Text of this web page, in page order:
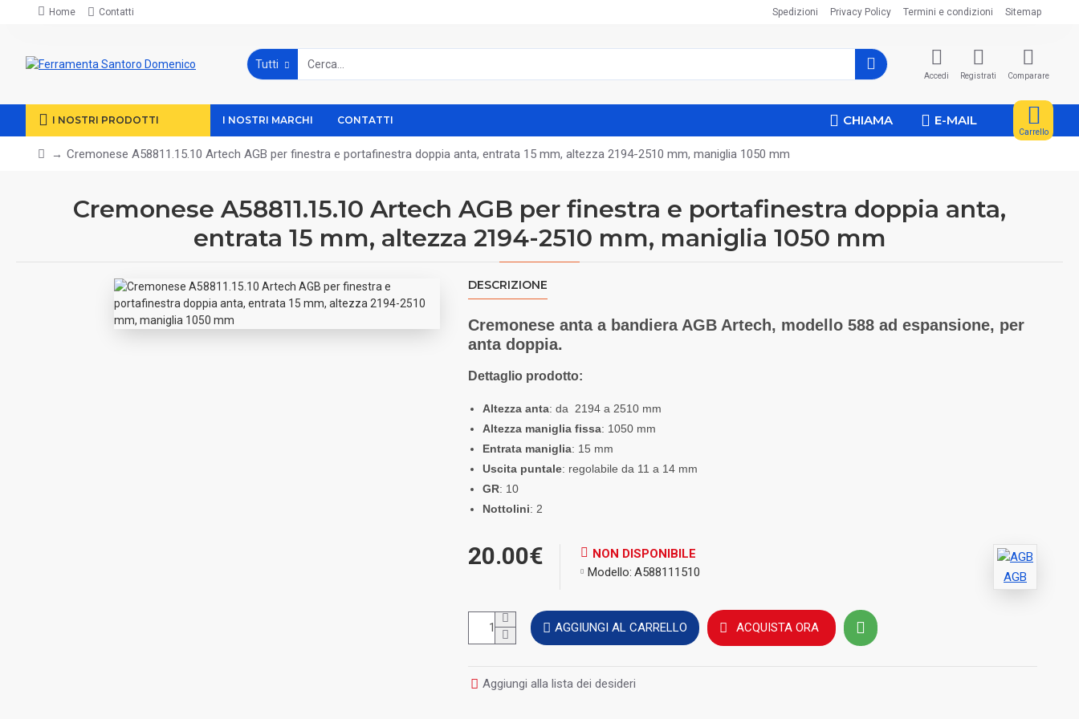
Home Contatti Spedizioni Privacy Policy Termini e condizioni Sitemap
Tutti
Accedi Registrati Comparare
I NOSTRI PRODOTTI I NOSTRI MARCHI CONTATTI CHIAMA E-MAIL
Carrello
Cremonese A58811.15.10 Artech AGB per finestra e portafinestra doppia anta, entrata 15 mm, altezza 2194-2510 mm, maniglia 1050 mm
Cremonese A58811.15.10 Artech AGB per finestra e portafinestra doppia anta,
entrata 15 mm, altezza 2194-2510 mm, maniglia 1050 mm
DESCRIZIONE
Cremonese anta a bandiera AGB Artech, modello 588 ad espansione, per
anta doppia.
Dettaglio prodotto:
Altezza anta: da 2194 a 2510 mm
Altezza maniglia fissa: 1050 mm
Entrata maniglia: 15 mm
Uscita puntale: regolabile da 11 a 14 mm
GR: 10
Nottolini: 2
20.00€
NON DISPONIBILE
Modello: A588111510 AGB
AGGIUNGI AL CARRELLO ACQUISTA ORA
Aggiungi alla lista dei desideri